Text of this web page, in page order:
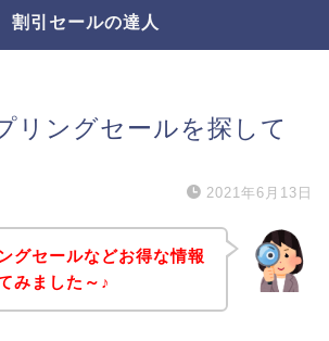
割引セールの達人
リングセールを探して
2021年6月13日
グセールなどお得な情報
みました～♪